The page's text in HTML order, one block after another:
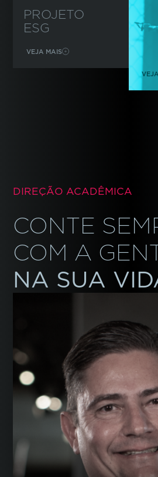
PROJETO
ESG
VEJA MAIS
DIREÇÃO ACADÊMICA
CONTE
COM A
NA SUA